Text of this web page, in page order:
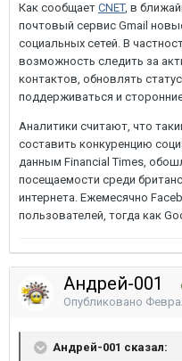
Как сообщает CNET, в
почтовый сервис Gmail
социальных сетей. В
возможность следить за
контактов, обновлять
поддерживаться и
Аналитики считают, что
составить конкуренцию
данным Financial Times,
посещаемости среди
интернета. Ежемесячно
пользователей, тогда как
Андрей-001
Опубликовано
Андрей-001 сказал: